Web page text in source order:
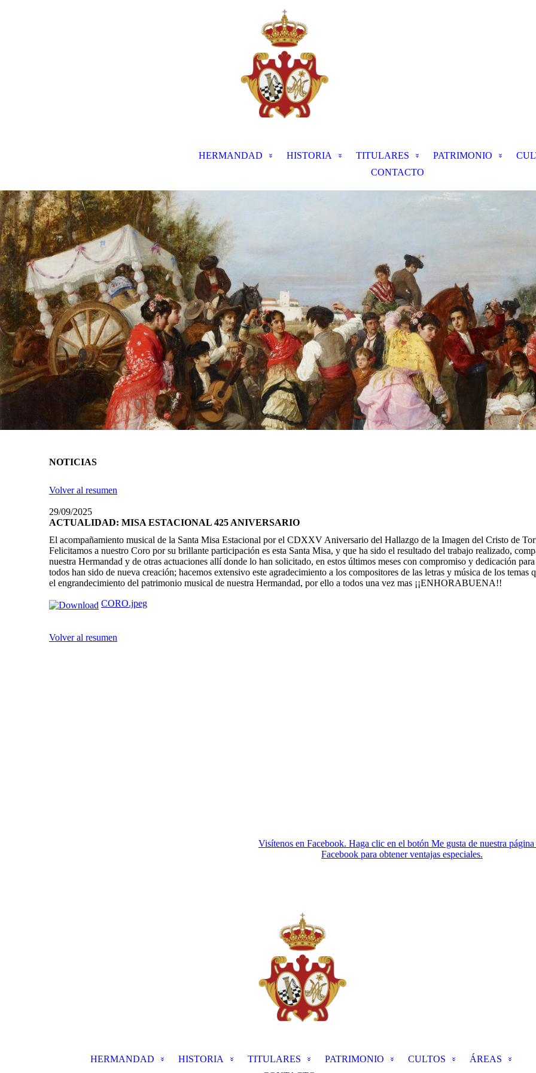
HERMANDAD HISTORIA TITULARES PATRIMONIO
CONTACTO
NOTICIAS
Volver al resumen
29/09/2025
ACTUALIDAD: MISA ESTACIONAL 425 ANIVERSARIO
El acompañamiento musical de la Santa Misa Estacional por el CDXXV Aniversario del Hallazgo de la Imagen del Cristo de
Felicitamos a nuestro Coro por su brillante participación es esta Santa Misa, y que ha sido el resultado del trabajo realizado,
nuestra Hermandad y de otras actuaciones allí donde lo han solicitado, en estos últimos meses con compromiso y dedicación
todos han sido de nueva creación; hacemos extensivo este agradecimiento a los compositores de las letras y música de los temas
el engrandecimiento del patrimonio musical de nuestra Hermandad, por ello a todos una vez mas ¡¡ENHORABUENA!!
CORO.jpeg
Volver al resumen
Visítenos en Facebook. Haga clic en el botón Me gusta de nuestra página
Facebook para obtener ventajas especiales.
HERMANDAD HISTORIA TITULARES PATRIMONIO CULTOS
ÁREAS